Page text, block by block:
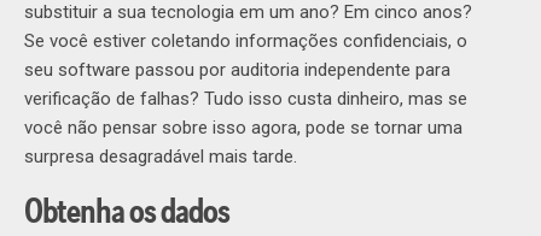
substituir a sua tecnologia em um ano? Em cinco anos?
Se você estiver coletando informações confidenciais, o
seu software passou por auditoria independente para
verificação de falhas? Tudo isso custa dinheiro, mas se
você não pensar sobre isso agora, pode se tornar uma
surpresa desagradável mais tarde.
Obtenha os dados